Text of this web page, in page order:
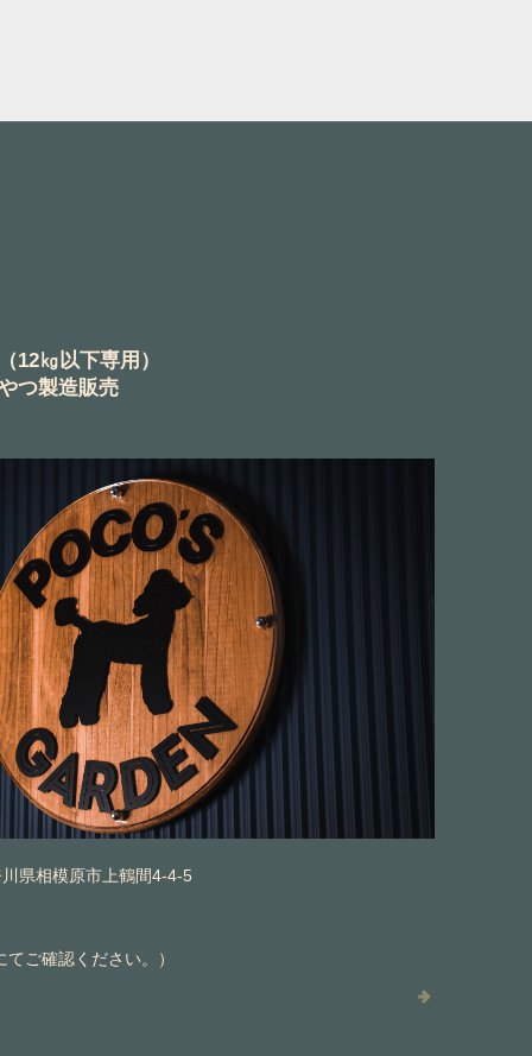
12㎏以下専用）
つ製造販売
県相模原市上鶴間4-4-5
ご確認ください。）